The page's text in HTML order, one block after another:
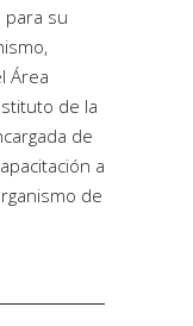
para su
Área
de la
de
a
de